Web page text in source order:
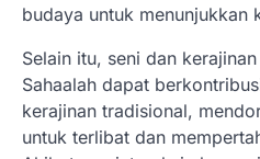
budaya untuk menunjukkan
Selain itu, seni dan
Sahaalah dapat
kerajinan tradisional,
untuk terlibat dan